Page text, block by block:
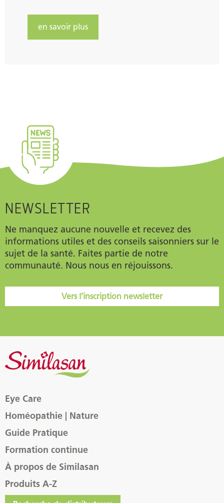
en savoir plus
NEWSLETTER
Ne manquez aucune nouvelle et recevez des
informations utiles et des conseils saisonniers sur le
sujet de la santé. Faites partie de notre
communauté. Nous nous en réjouissons.
Vers l’inscription newsletter
Eye Care
Homéopathie | Nature
Guide Pratique
Formation continue
À propos de Similasan
Produits A-Z